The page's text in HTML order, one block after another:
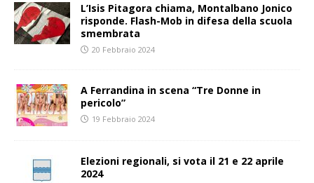
L’Isis Pitagora chiama, Montalbano Jonico
risponde. Flash-Mob in difesa della scuola
smembrata
20 Febbraio 2024
A Ferrandina in scena “Tre Donne in
pericolo”
19 Febbraio 2024
Elezioni regionali, si vota il 21 e 22 aprile
2024